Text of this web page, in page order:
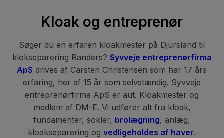
Kloak og entreprenør
Søger du en erfaren kloakmester på Djursland til
klokseparering Randers? Syvveje entreprenørfirma
ApS drives af Carsten Christensen som har 17 års
erfaring, her af 15 år som selvstændig. Syvveje
entreprenørfirma ApS er aut. Kloakmester og
medlem af DM-E. Vi udfører alt fra kloak,
fundamenter, sokler, brolægning, anlæg,
kloakseparering og vedligeholdes af haver.